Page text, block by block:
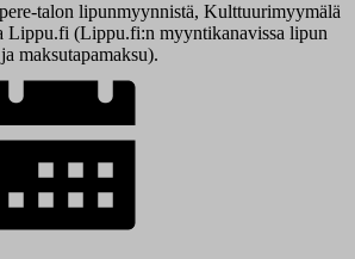
talon lipunmyynnistä, Kulttuurimyymälä
Lippu.fi (Lippu.fi:n myyntikanavissa lipun
maksutapamaksu).